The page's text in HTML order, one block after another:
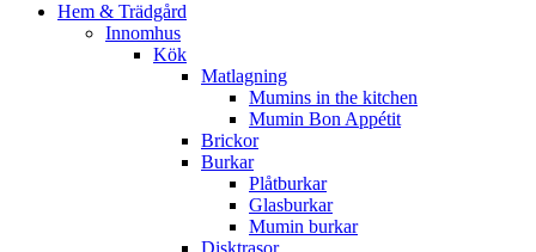
Hem & Trädgård
Innomhus
Kök
Matlagning
Mumins in the kitchen
Mumin Bon Appétit
Brickor
Burkar
Plåtburkar
Glasburkar
Mumin burkar
Disktrasor